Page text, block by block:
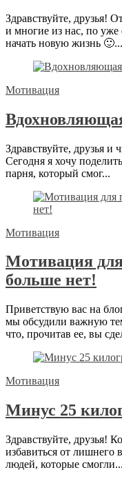
Здравствуйте, друзья!
и многие из нас, по уже
начать новую жизнь 🙂...
Мотивация
Здравствуйте, друзья и
Сегодня я хочу
парня, который смог...
Мотивация
Мотивация
больше нет!
Приветствую вас на
мы обсудили важную
что, прочитав ее, вы
Мотивация
Минус 25
Здравствуйте, друзья!
избавиться от лишнего
людей, которые смогли...